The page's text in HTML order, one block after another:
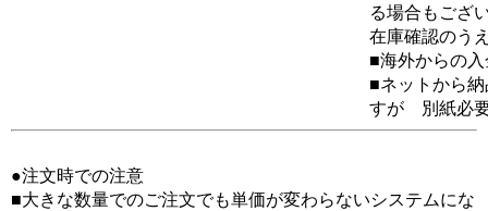
る場合もござ
在庫確認のう
■海外からの
■ネットから
すが 別紙必
●注文時での注意
■大きな数量でのご注文でも単価が変わらないシステムにな